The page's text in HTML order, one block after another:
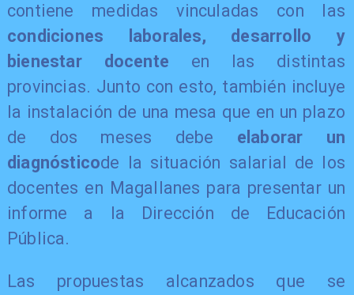
contiene medidas vinculadas con las
condiciones laborales, desarrollo y
bienestar docente en las distintas
provincias. Junto con esto, también incluye
la instalación de una mesa que en un plazo
de dos meses debe elaborar un
diagnósticode la situación salarial de los
docentes en Magallanes para presentar un
informe a la Dirección de Educación
Pública.
Las propuestas alcanzados que se